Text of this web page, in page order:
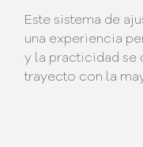
Este sistema de
una experiencia
y la practicidad se
trayecto con la